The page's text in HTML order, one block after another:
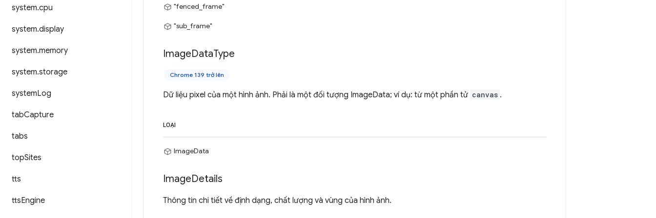
system.cpu
system.display
system.memory
system.storage
systemLog
tabCapture
tabs
topSites
tts
ttsEngine
"fenced_frame"
"sub_frame"
ImageDataType
Chrome 139 trở lên
Dữ liệu pixel của một hình ảnh. Phải là một đối tượng ImageData; ví dụ: từ một phần tử canvas .
LOẠI
ImageData
ImageDetails
Thông tin chi tiết về định dạng, chất lượng và vùng của hình ảnh.